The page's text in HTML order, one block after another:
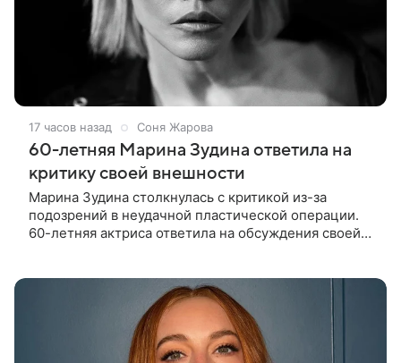
17 часов назад Соня Жарова
60-летняя Марина Зудина ответила на
критику своей внешности
Марина Зудина столкнулась с критикой из-за
подозрений в неудачной пластической операции.
60-летняя актриса ответила на обсуждения своей